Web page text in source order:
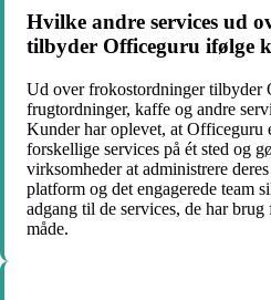
Hvilke andre services ud
tilbyder Officeguru ifølge
Ud over frokostordninger tilbyder
frugtordninger, kaffe og andre
Kunder har oplevet, at Officeguru
forskellige services på ét sted og
virksomheder at administrere
platform og det engagerede team
adgang til de services, de har
måde.